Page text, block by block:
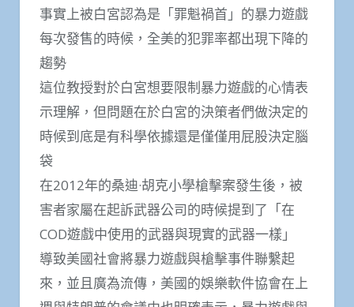
事實上被白宮認為是「罪魁禍首」的暴力遊戲
每次發售的時候，全美的犯罪率都出現下降的
趨勢
這位教授對於白宮想要限制暴力遊戲的心情表
示理解，但問題在於白宮的決策者們做決定的
時候到底是有科學依據還是僅僅用屁股決定腦
袋
在2012年的桑迪·胡克小學槍擊案發生後，被
害者家屬在起訴武器公司的時候提到了「在
COD遊戲中使用的武器與現實的武器一樣」
導致美國社會將暴力遊戲與槍擊事件聯繫起
來，並且廣為流傳，美國的娛樂軟件協會在上